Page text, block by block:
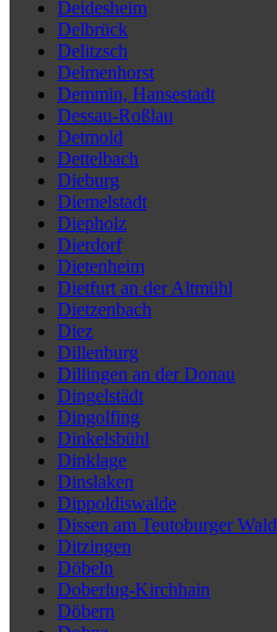
Deidesheim
Delbrück
Delitzsch
Delmenhorst
Demmin, Hansestadt
Dessau-Roßlau
Detmold
Dettelbach
Dieburg
Diemelstadt
Diepholz
Dierdorf
Dietenheim
Dietfurt an der Altmühl
Dietzenbach
Diez
Dillenburg
Dillingen an der Donau
Dingelstädt
Dingolfing
Dinkelsbühl
Dinklage
Dinslaken
Dippoldiswalde
Dissen am Teutoburger Wald
Ditzingen
Döbeln
Doberlug-Kirchhain
Döbern